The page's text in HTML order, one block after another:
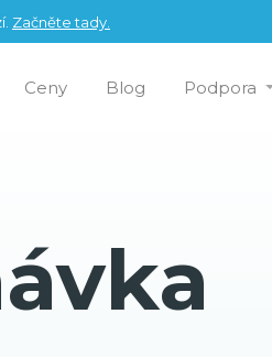
Začněte tady.
Ceny Blog Podpora